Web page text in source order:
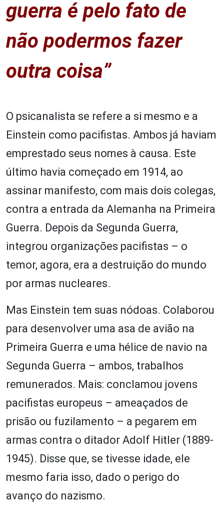
guerra é pelo fato de
não podermos fazer
outra coisa”
O psicanalista se refere a si mesmo e a
Einstein como pacifistas. Ambos já haviam
emprestado seus nomes à causa. Este
último havia começado em 1914, ao
assinar manifesto, com mais dois colegas,
contra a entrada da Alemanha na Primeira
Guerra. Depois da Segunda Guerra,
integrou organizações pacifistas – o
temor, agora, era a destruição do mundo
por armas nucleares.
Mas Einstein tem suas nódoas. Colaborou
para desenvolver uma asa de avião na
Primeira Guerra e uma hélice de navio na
Segunda Guerra – ambos, trabalhos
remunerados. Mais: conclamou jovens
pacifistas europeus – ameaçados de
prisão ou fuzilamento – a pegarem em
armas contra o ditador Adolf Hitler (1889-
1945). Disse que, se tivesse idade, ele
mesmo faria isso, dado o perigo do
avanço do nazismo.